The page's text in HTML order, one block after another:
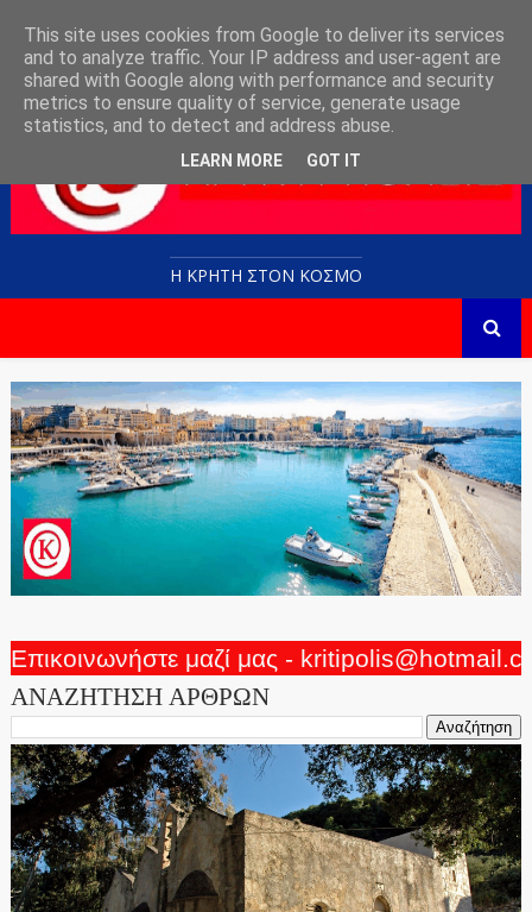
Η ΚΡΗΤΗ ΣΤΟN KOΣΜΟ
Επικοινωνήστε μαζί μας -
ΑΝΑΖΗΤΗΣΗ ΑΡΘΡΩΝ
This site uses cookies from Google to deliver its services
and to analyze traffic. Your IP address and user-agent are
shared with Google along with performance and security
metrics to ensure quality of service, generate usage
statistics, and to detect and address abuse.
LEARN MORE GOT IT